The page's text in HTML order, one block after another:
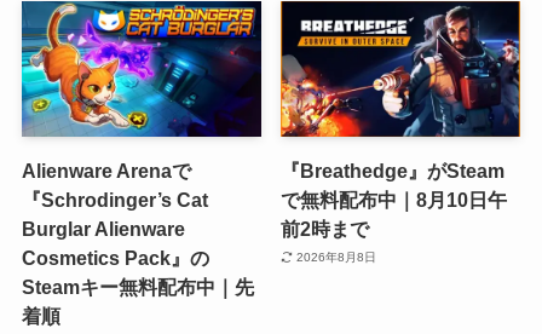
Alienware Arenaで
『Schrodinger’s Cat
Burglar Alienware
Cosmetics Pack』の
Steamキー無料配布中｜先
着順
『Breathedge』がSteam
で無料配布中｜8月10日午
前2時まで
2026年8月8日